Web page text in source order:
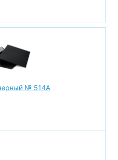
№ 514А